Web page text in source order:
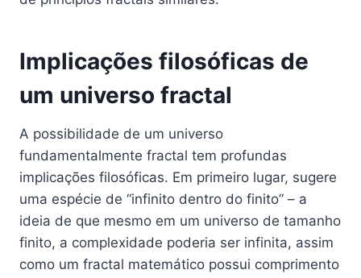
Implicações filosóficas de
um universo fractal
A possibilidade de um universo
fundamentalmente fractal tem profundas
implicações filosóficas. Em primeiro lugar, sugere
uma espécie de “infinito dentro do finito” – a
ideia de que mesmo em um universo de tamanho
finito, a complexidade poderia ser infinita, assim
como um fractal matemático possui comprimento